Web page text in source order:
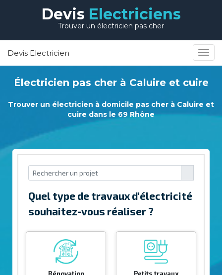
Devis Electriciens
Trouver un électricien pas cher
Devis Electricien
Électricien pas cher à Caluire et cuire
Trouver un électricien à domicile pas cher à Caluire et
cuire dans le 69 Rhône